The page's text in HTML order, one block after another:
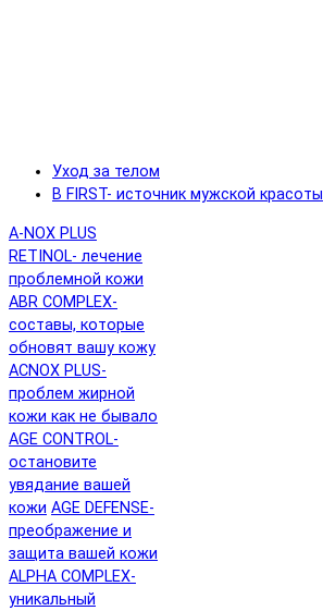
Уход за телом
B FIRST- источник мужской красоты
A-NOX PLUS
RETINOL- лечение
проблемной кожи
ABR COMPLEX-
составы, которые
обновят вашу кожу
ACNOX PLUS-
проблем жирной
кожи как не бывало
AGE CONTROL-
остановите
увядание вашей
кожи AGE DEFENSE-
преображение и
защита вашей кожи
ALPHA COMPLEX-
уникальный